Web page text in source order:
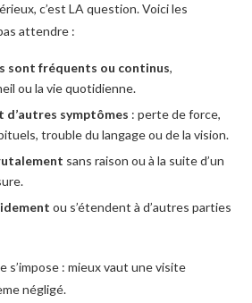
c’est LA question. Voici les
attendre :
sont fréquents ou continus,
ou la vie quotidienne.
d’autres symptômes : perte de force,
trouble du langage ou de la vision.
sans raison ou à la suite d’un
ou s’étendent à d’autres parties
s’impose : mieux vaut une visite
négligé.